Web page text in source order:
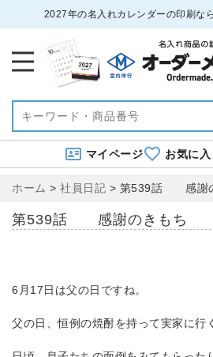
2027年の名入れカレンダーの印刷な
マイページ お気に入
ホーム > 社員日記 > 第539話 感謝
第539話 感謝のきもち
6月17日は父の日ですね。
父の日、恒例の焼酎を持って実家に行